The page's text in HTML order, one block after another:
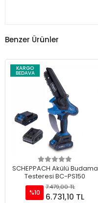
Benzer Ürünler
KARGO
BEDAVA
SCHEPPACH Akülü Budama
Testeresi BC-PS150
%10
7.479,00 TL
6.731,10 TL